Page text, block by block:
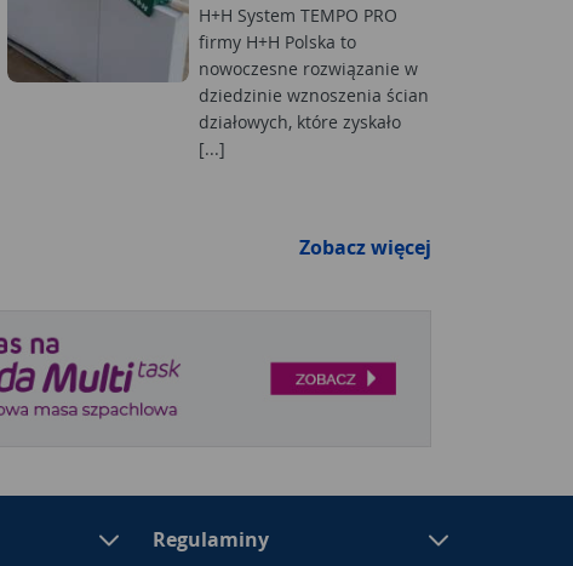
H+H System TEMPO PRO
firmy H+H Polska to
nowoczesne rozwiązanie w
dziedzinie wznoszenia ścian
działowych, które zyskało
[...]
Zobacz więcej
Regulaminy